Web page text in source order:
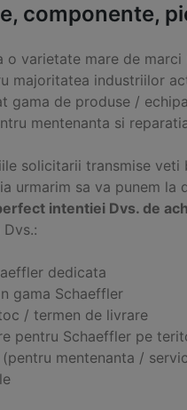
componente,
o varietate mare de
majoritatea industriilor
gama de produse /
mentenanta si
solicitarii transmise
urmarim sa va punem la
intentiei Dvs. de
dedicata
gama Schaeffler
/ termen de livrare
pentru Schaeffler pe
mentenanta /